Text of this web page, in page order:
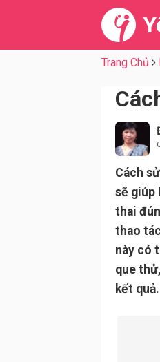
Trang Chủ
Cách
sẽ giúp
thai
thao
này có
que
kết quả.